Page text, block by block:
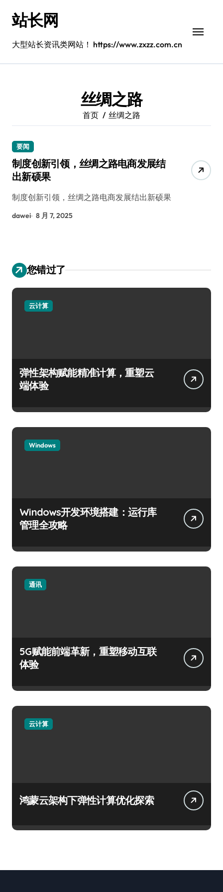
站长网
大型站长资讯类网站！ https://www.zxzz.com.cn
丝绸之路
首页 丝绸之路
要闻
制度创新引领，丝绸之路电商发展结
出新硕果
制度创新引领，丝绸之路电商发展结出新硕果
dawei 8 月 7, 2025
您错过了
云计算
弹性架构赋能精准计算，重塑云
端体验
Windows
Windows开发环境搭建：运行库
管理全攻略
通讯
5G赋能前端革新，重塑移动互联
体验
云计算
鸿蒙云架构下弹性计算优化探索